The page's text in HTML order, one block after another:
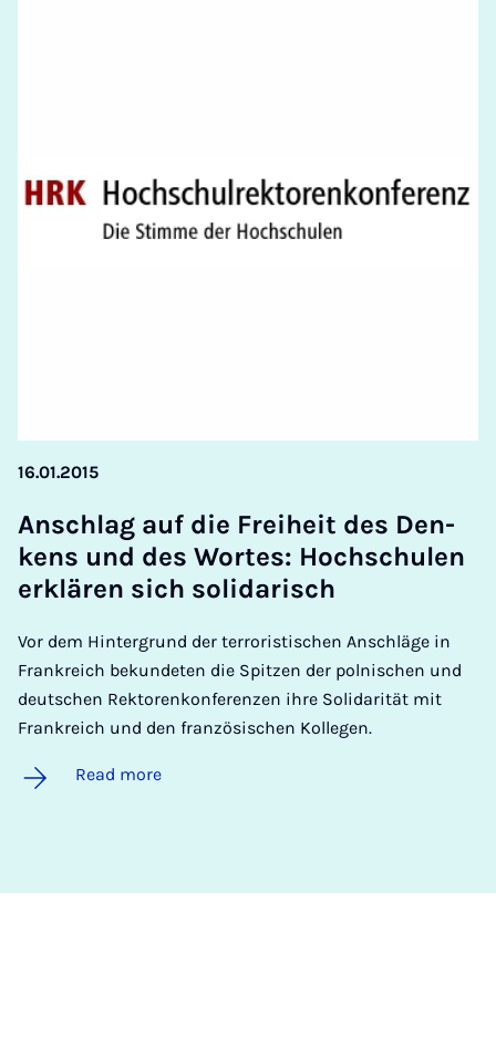
16.01.2015
An­sch­lag auf die Freiheit des Den­
kens und des Wor­tes: Hoch­schu­len
erklären sich solid­ar­isch
Vor dem Hintergrund der terroristischen Anschläge in
Frankreich bekundeten die Spitzen der polnischen und
deutschen Rektorenkonferenzen ihre Solidarität mit
Frankreich und den französischen Kollegen.
Read more